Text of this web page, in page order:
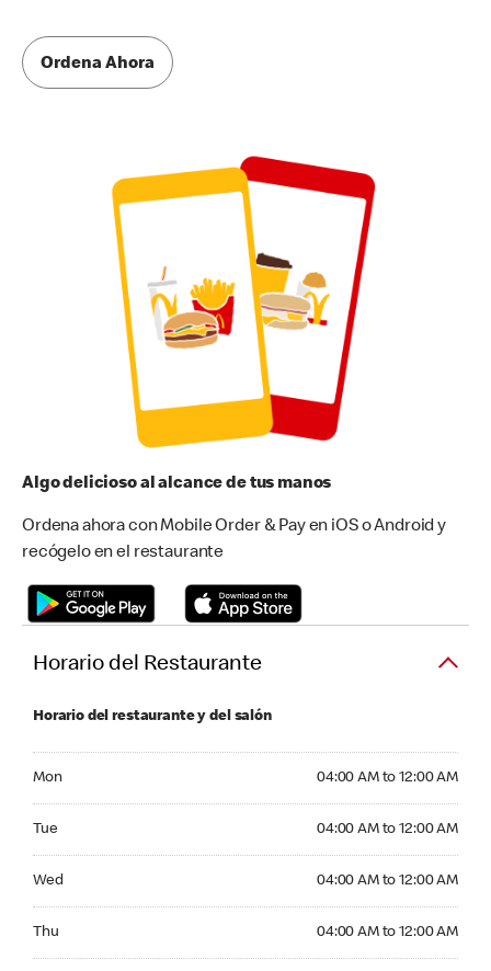
Ordena Ahora
Algo delicioso al alcance de tus manos
Ordena ahora con Mobile Order & Pay en iOS o Android y
recógelo en el restaurante
Horario del Restaurante
Horario del restaurante y del salón
Mon 04:00 AM to 12:00 AM
Tue 04:00 AM to 12:00 AM
Wed 04:00 AM to 12:00 AM
Thu 04:00 AM to 12:00 AM